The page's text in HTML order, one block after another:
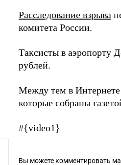
Расследование взрыва
комитета России.
Таксисты в аэропорту
рублей.
Между тем в Интернете
которые собраны
#{video1}
Вы можете комментировать